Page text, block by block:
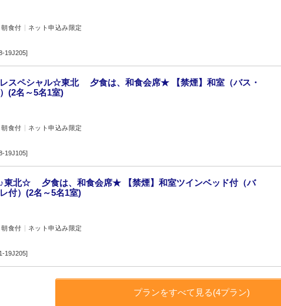
朝食付 ネット申込み限定
19J205]
スペシャル☆東北 夕食は、和食会席★ 【禁煙】和室（バス・
(2名～5名1室)
朝食付 ネット申込み限定
19J105]
東北☆ 夕食は、和食会席★ 【禁煙】和室ツインベッド付（バ
付）(2名～5名1室)
朝食付 ネット申込み限定
19J205]
プランをすべて見る(4プラン)